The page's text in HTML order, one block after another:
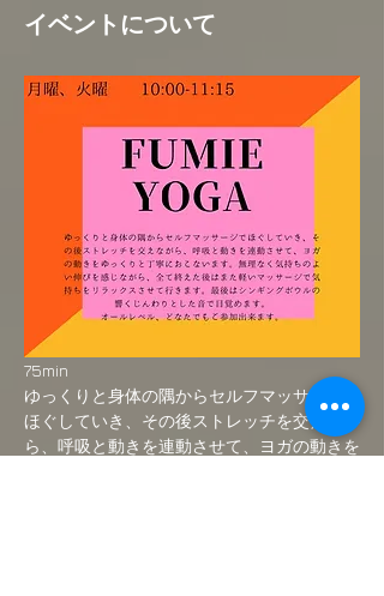
イベントについて
75min
ゆっくりと身体の隅からセルフマッサージで
ほぐしていき、その後ストレッチを交えなが
ら、呼吸と動きを連動させて、ヨガの動きを